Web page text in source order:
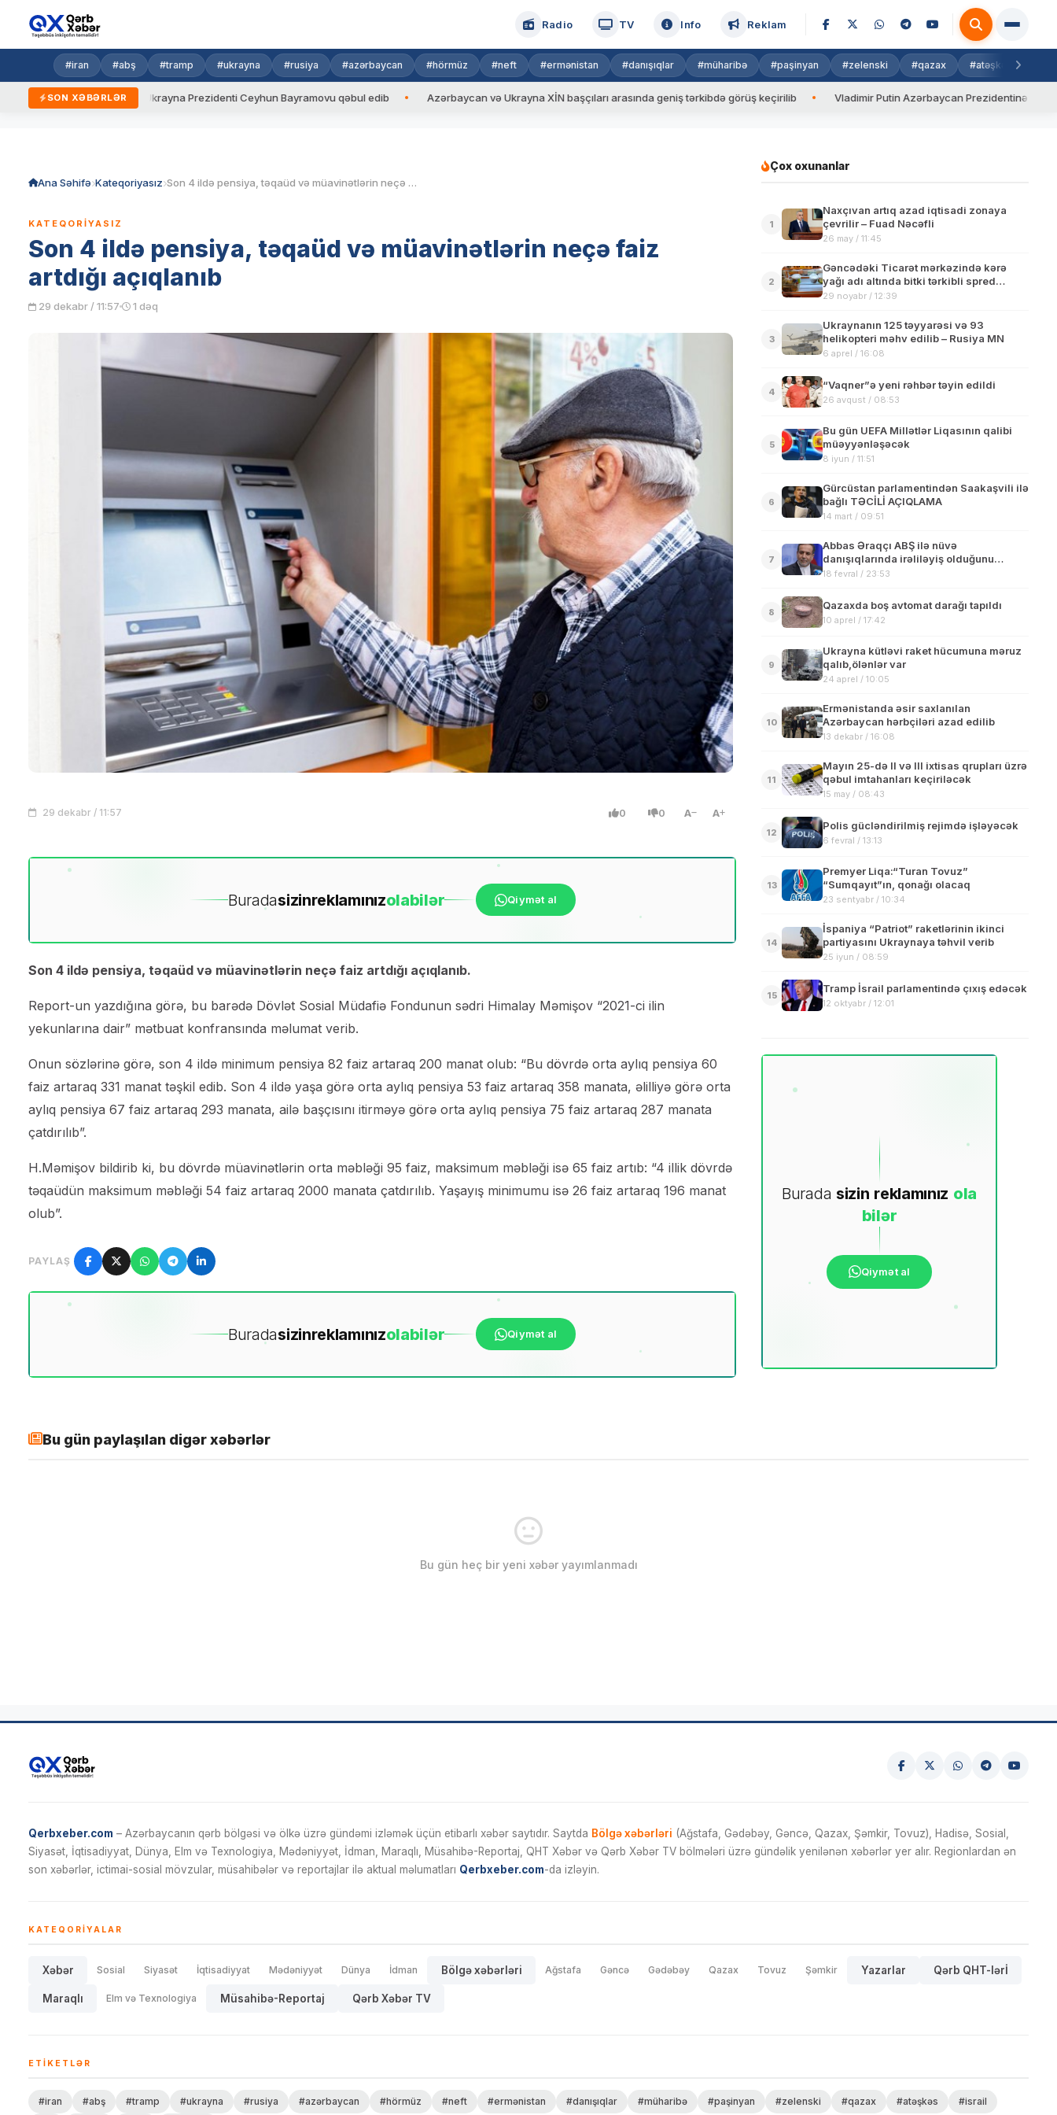
Radio TV Info Reklam
#iran #abş #tramp #ukrayna #rusiya #azərbaycan #hörmüz #neft #ermənistan #danışıqlar #müharibə #paşinyan #zelenski #qazax #atəşkəs
SON XƏBƏRLƏR
qaydalar Ukrayna Prezidenti Ceyhun Bayramovu qəbul edib Azərbaycan və Ukrayna XİN başçıları arasında geniş tərkibdə görüş keçirilib Vladimir Putin Azərbaycan Prezidentinə zəng edib
Ana Səhifə Kateqoriyasız Son 4 ildə pensiya, təqaüd və müavinətlərin neçə faiz artdığı açıqlanıb
KATEQORIYASIZ
Son 4 ildə pensiya, təqaüd və müavinətlərin neçə faiz
artdığı açıqlanıb
29 dekabr / 11:57 1 dəq
29 dekabr / 11:57 0 0 A A
Buradasizinreklamınızolabilər Qiymət al
Son 4 ildə pensiya, təqaüd və müavinətlərin neçə faiz artdığı açıqlanıb.
Report-un yazdığına görə, bu barədə Dövlət Sosial Müdafiə Fondunun sədri Himalay Məmişov “2021-ci ilin
yekunlarına dair” mətbuat konfransında məlumat verib.
Onun sözlərinə görə, son 4 ildə minimum pensiya 82 faiz artaraq 200 manat olub: “Bu dövrdə orta aylıq pensiya 60
faiz artaraq 331 manat təşkil edib. Son 4 ildə yaşa görə orta aylıq pensiya 53 faiz artaraq 358 manata, əlilliyə görə orta
aylıq pensiya 67 faiz artaraq 293 manata, ailə başçısını itirməyə görə orta aylıq pensiya 75 faiz artaraq 287 manata
çatdırılıb”.
H.Məmişov bildirib ki, bu dövrdə müavinətlərin orta məbləği 95 faiz, maksimum məbləği isə 65 faiz artıb: “4 illik dövrdə
təqaüdün maksimum məbləği 54 faiz artaraq 2000 manata çatdırılıb. Yaşayış minimumu isə 26 faiz artaraq 196 manat
olub”.
PAYLAŞ
Buradasizinreklamınızolabilər Qiymət al
Çox oxunanlar
1
Naxçıvan artıq azad iqtisadi zonaya
çevrilir – Fuad Nəcəfli
26 may / 11:45
2
Gəncədəki Ticarət mərkəzində kərə
yağı adı altında bitki tərkibli spred
yağların satışa çıxarıldığı aşkarlanıb
29 noyabr / 12:39
3
Ukraynanın 125 təyyarəsi və 93
helikopteri məhv edilib – Rusiya MN
6 aprel / 16:08
4
“Vaqner”ə yeni rəhbər təyin edildi
26 avqust / 08:53
5
Bu gün UEFA Millətlər Liqasının qalibi
müəyyənləşəcək
8 iyun / 11:51
6
Gürcüstan parlamentindən Saakaşvili ilə
bağlı TƏCİLİ AÇIQLAMA
14 mart / 09:51
7
Abbas Əraqçı ABŞ ilə nüvə
danışıqlarında irəliləyiş olduğunu
bildirib
18 fevral / 23:53
8
Qazaxda boş avtomat darağı tapıldı
10 aprel / 17:42
9
Ukrayna kütləvi raket hücumuna məruz
qalıb,ölənlər var
24 aprel / 10:05
10
Ermənistanda əsir saxlanılan
Azərbaycan hərbçiləri azad edilib
13 dekabr / 16:08
11
Mayın 25-də II və III ixtisas qrupları üzrə
qəbul imtahanları keçiriləcək
15 may / 08:43
12
Polis gücləndirilmiş rejimdə işləyəcək
6 fevral / 13:13
13
Premyer Liqa:“Turan Tovuz”
“Sumqayıt”ın, qonağı olacaq
23 sentyabr / 10:34
14
İspaniya “Patriot” raketlərinin ikinci
partiyasını Ukraynaya təhvil verib
25 iyun / 08:59
15
Tramp İsrail parlamentində çıxış edəcək
12 oktyabr / 12:01
Burada sizin reklamınız ola
bilər
Qiymət al
Bu gün paylaşılan digər xəbərlər
Bu gün heç bir yeni xəbər yayımlanmadı
Qerbxeber.com – Azərbaycanın qərb bölgəsi və ölkə üzrə gündəmi izləmək üçün etibarlı xəbər saytıdır. Saytda Bölgə xəbərləri (Ağstafa, Gədəbəy, Gəncə, Qazax, Şəmkir, Tovuz), Hadisə, Sosial,
Siyasət, İqtisadiyyat, Dünya, Elm və Texnologiya, Mədəniyyət, İdman, Maraqlı, Müsahibə-Reportaj, QHT Xəbər və Qərb Xəbər TV bölmələri üzrə gündəlik yenilənən xəbərlər yer alır. Regionlardan ən
son xəbərlər, ictimai-sosial mövzular, müsahibələr və reportajlar ilə aktual məlumatları Qerbxeber.com-da izləyin.
KATEQORIYALAR
Xəbər Sosial Siyasət İqtisadiyyat Mədəniyyət Dünya İdman Bölgə xəbərləri Ağstafa Gəncə Gədəbəy Qazax Tovuz Şəmkir Yazarlar Qərb QHT-lərİ
Maraqlı Elm və Texnologiya Müsahibə-Reportaj Qərb Xəbər TV
ETIKETLƏR
#iran #abş #tramp #ukrayna #rusiya #azərbaycan #hörmüz #neft #ermənistan #danışıqlar #müharibə #paşinyan #zelenski #qazax #atəşkəs #israil